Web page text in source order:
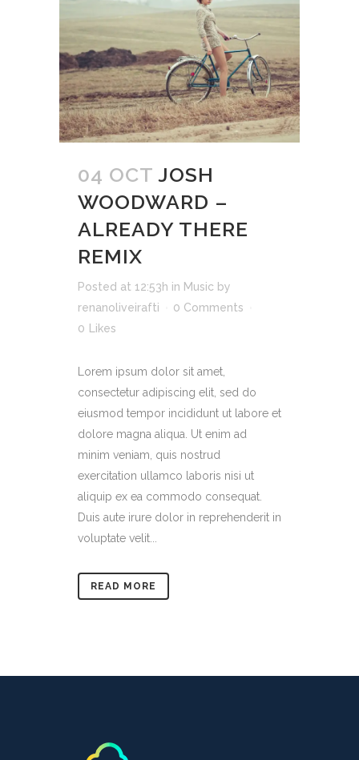
04 OCT JOSH
WOODWARD –
ALREADY THERE
REMIX
Posted at 12:53h in Music by
renanoliveirafti
0 Comments
0
Likes
Lorem ipsum dolor sit amet,
consectetur adipiscing elit, sed do
eiusmod tempor incididunt ut labore et
dolore magna aliqua. Ut enim ad
minim veniam, quis nostrud
exercitation ullamco laboris nisi ut
aliquip ex ea commodo consequat.
Duis aute irure dolor in reprehenderit in
voluptate velit...
READ MORE